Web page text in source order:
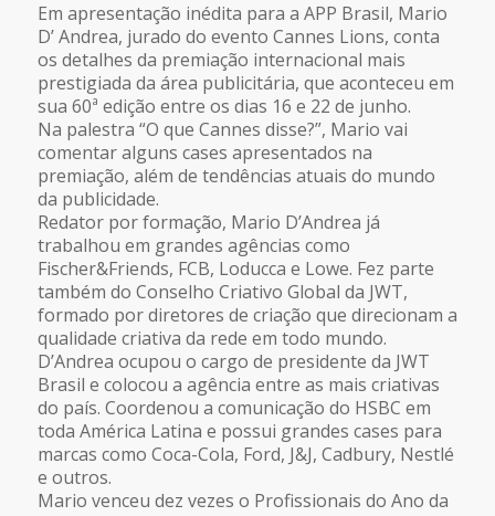
Em apresentação inédita para a APP Brasil, Mario
D’ Andrea, jurado do evento Cannes Lions, conta
os detalhes da premiação internacional mais
prestigiada da área publicitária, que aconteceu em
sua 60ª edição entre os dias 16 e 22 de junho.
Na palestra “O que Cannes disse?”, Mario vai
comentar alguns cases apresentados na
premiação, além de tendências atuais do mundo
da publicidade.
Redator por formação, Mario D’Andrea já
trabalhou em grandes agências como
Fischer&Friends, FCB, Loducca e Lowe. Fez parte
também do Conselho Criativo Global da JWT,
formado por diretores de criação que direcionam a
qualidade criativa da rede em todo mundo.
D’Andrea ocupou o cargo de presidente da JWT
Brasil e colocou a agência entre as mais criativas
do país. Coordenou a comunicação do HSBC em
toda América Latina e possui grandes cases para
marcas como Coca-Cola, Ford, J&J, Cadbury, Nestlé
e outros.
Mario venceu dez vezes o Profissionais do Ano da